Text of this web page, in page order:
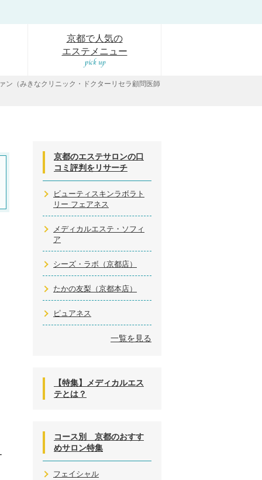
京都で人気の
エステメニュー
ン（みきなクリニック・ドクターリセラ顧問医師
京都のエステサロンの口
コミ評判をリサーチ
ビューティスキンラボラト
リー フェアネス
メディカルエステ・ソフィ
ア
シーズ・ラボ（京都店）
たかの友梨（京都本店）
ピュアネス
一覧を見る
【特集】メディカルエス
テとは？
コース別 京都のおすす
めサロン特集
フェイシャル